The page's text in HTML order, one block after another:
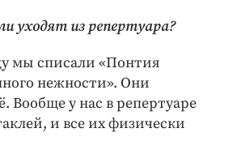
уходят из репертуара?
мы списали «Понтия
нежности». Они
Вообще у нас в репертуаре
и все их физически